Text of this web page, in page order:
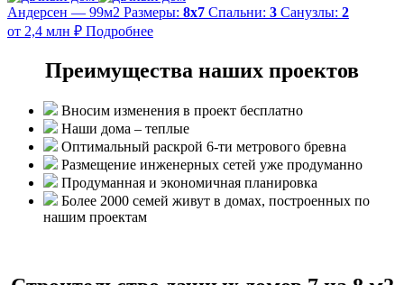
Андерсен — 99м2 Размеры: 8х7 Спальни: 3 Санузлы: 2
от 2,4 млн ₽ Подробнее
Преимущества наших проектов
Вносим изменения в проект бесплатно
Наши дома – теплые
Оптимальный раскрой 6-ти метрового бревна
Размещение инженерных сетей уже продуманно
Продуманная и экономичная планировка
Более 2000 семей живут в домах, построенных по
нашим проектам